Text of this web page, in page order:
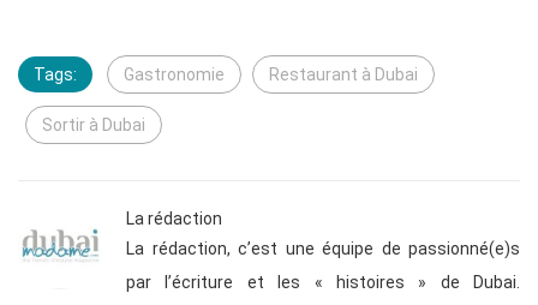
Tags: Gastronomie Restaurant à Dubai
Sortir à Dubai
La rédaction
La rédaction, c’est une équipe de passionné(e)s
par l’écriture et les « histoires » de Dubai.